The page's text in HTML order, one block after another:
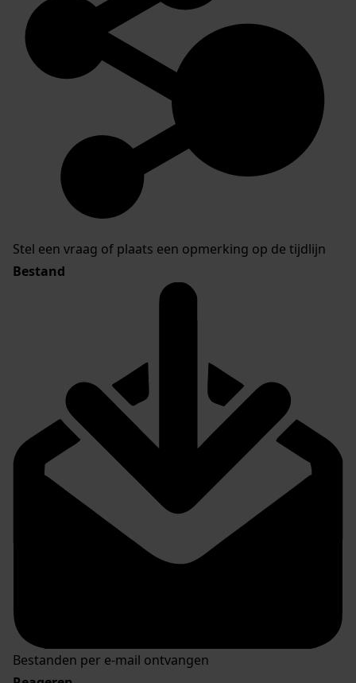
Stel een vraag of plaats een opmerking op de tijdlijn
Bestand
Bestanden per e-mail ontvangen